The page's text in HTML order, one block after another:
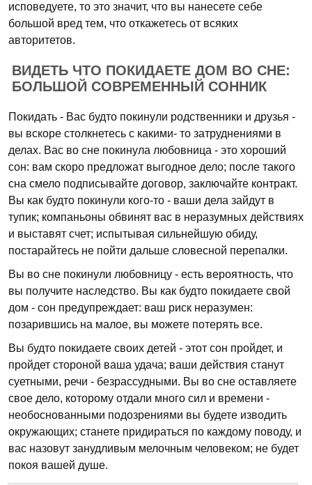
исповедуете, то это значит, что вы нанесете себе
большой вред тем, что откажетесь от всяких
авторитетов.
ВИДЕТЬ ЧТО ПОКИДАЕТЕ ДОМ ВО СНЕ:
БОЛЬШОЙ СОВРЕМЕННЫЙ СОННИК
Покидать - Вас будто покинули родственники и друзья -
вы вскоре столкнетесь с какими- то затруднениями в
делах. Вас во сне покинула любовница - это хороший
сон: вам скоро предложат выгодное дело; после такого
сна смело подписывайте договор, заключайте контракт.
Вы как будто покинули кого-то - ваши дела зайдут в
тупик; компаньоны обвинят вас в неразумных действиях
и выставят счет; испытывая сильнейшую обиду,
постарайтесь не пойти дальше словесной перепалки.
Вы во сне покинули любовницу - есть вероятность, что
вы получите наследство. Вы как будто покидаете свой
дом - сон предупреждает: ваш риск неразумен:
позарившись на малое, вы можете потерять все.
Вы будто покидаете своих детей - этот сон пройдет, и
пройдет стороной ваша удача; ваши действия станут
суетными, речи - безрассудными. Вы во сне оставляете
свое дело, которому отдали много сил и времени -
необоснованными подозрениями вы будете изводить
окружающих; станете придираться по каждому поводу, и
вас назовут занудливым мелочным человеком; не будет
покоя вашей душе.